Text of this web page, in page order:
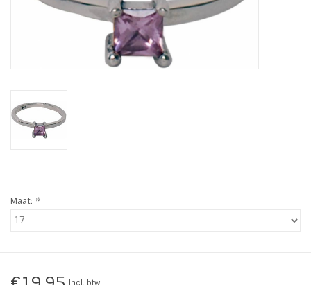
ON THE BEACH
LIFESTYLE PRODUCTEN
Maat: *
Incl. btw